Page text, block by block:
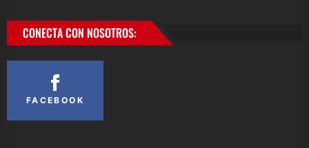
CONECTA CON NOSOTROS:
FACEBOOK